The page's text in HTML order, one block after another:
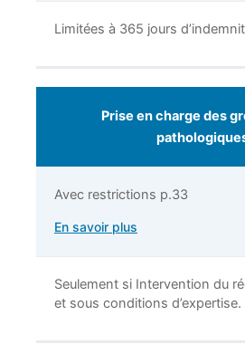
Limitées à 365 jours
Prise en charge des
Avec restrictions p.33
En savoir plus
Seulement si Intervention du
et sous conditions d’expertise.